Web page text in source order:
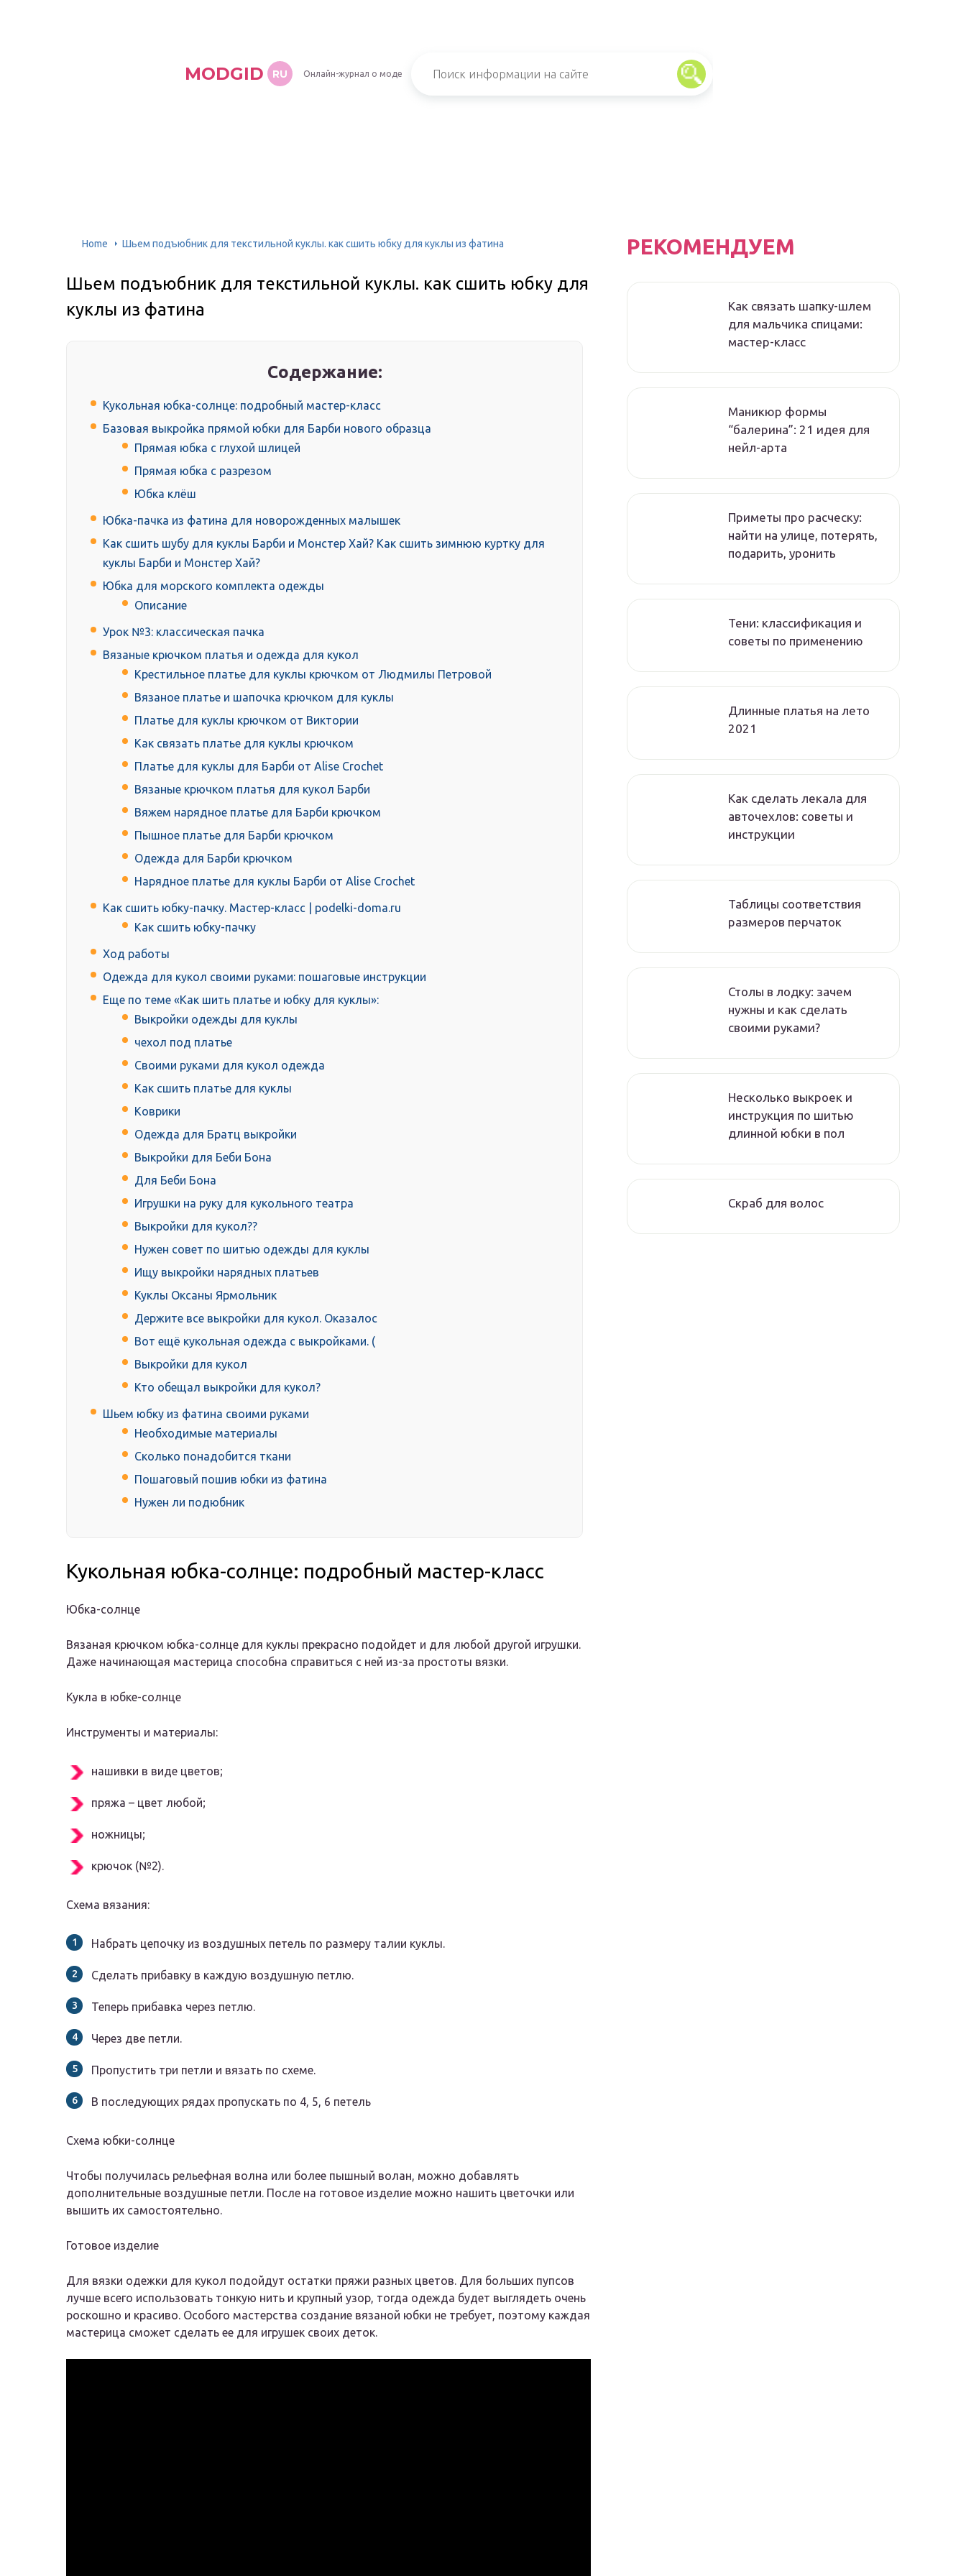
MODGID RU Онлайн-журнал о моде
Home Шьем подъюбник для текстильной куклы. как сшить юбку для куклы из фатина
Шьем подъюбник для текстильной куклы. как сшить юбку для
куклы из фатина
Содержание:
Кукольная юбка-солнце: подробный мастер-класс
Базовая выкройка прямой юбки для Барби нового образца
Прямая юбка с глухой шлицей
Прямая юбка с разрезом
Юбка клёш
Юбка-пачка из фатина для новорожденных малышек
Как сшить шубу для куклы Барби и Монстер Хай? Как сшить зимнюю куртку для
куклы Барби и Монстер Хай?
Юбка для морского комплекта одежды
Описание
Урок №3: классическая пачка
Вязаные крючком платья и одежда для кукол
Крестильное платье для куклы крючком от Людмилы Петровой
Вязаное платье и шапочка крючком для куклы
Платье для куклы крючком от Виктории
Как связать платье для куклы крючком
Платье для куклы для Барби от Alise Crochet
Вязаные крючком платья для кукол Барби
Вяжем нарядное платье для Барби крючком
Пышное платье для Барби крючком
Одежда для Барби крючком
Нарядное платье для куклы Барби от Alise Crochet
Как сшить юбку-пачку. Мастер-класс | podelki-doma.ru
Как сшить юбку-пачку
Ход работы
Одежда для кукол своими руками: пошаговые инструкции
Еще по теме «Как шить платье и юбку для куклы»:
Выкройки одежды для куклы
чехол под платье
Своими руками для кукол одежда
Как сшить платье для куклы
Коврики
Одежда для Братц выкройки
Выкройки для Беби Бона
Для Беби Бона
Игрушки на руку для кукольного театра
Выкройки для кукол??
Нужен совет по шитью одежды для куклы
Ищу выкройки нарядных платьев
Куклы Оксаны Ярмольник
Держите все выкройки для кукол. Оказалос
Вот ещё кукольная одежда с выкройками. (
Выкройки для кукол
Кто обещал выкройки для кукол?
Шьем юбку из фатина своими руками
Необходимые материалы
Сколько понадобится ткани
Пошаговый пошив юбки из фатина
Нужен ли подюбник
Кукольная юбка-солнце: подробный мастер-класс
Юбка-солнце
Вязаная крючком юбка-солнце для куклы прекрасно подойдет и для любой другой игрушки.
Даже начинающая мастерица способна справиться с ней из-за простоты вязки.
Кукла в юбке-солнце
Инструменты и материалы:
нашивки в виде цветов;
пряжа – цвет любой;
ножницы;
крючок (№2).
Схема вязания:
Набрать цепочку из воздушных петель по размеру талии куклы.
Сделать прибавку в каждую воздушную петлю.
Теперь прибавка через петлю.
Через две петли.
Пропустить три петли и вязать по схеме.
В последующих рядах пропускать по 4, 5, 6 петель
Схема юбки-солнце
Чтобы получилась рельефная волна или более пышный волан, можно добавлять
дополнительные воздушные петли. После на готовое изделие можно нашить цветочки или
вышить их самостоятельно.
Готовое изделие
Для вязки одежки для кукол подойдут остатки пряжи разных цветов. Для больших пупсов
лучше всего использовать тонкую нить и крупный узор, тогда одежда будет выглядеть очень
роскошно и красиво. Особого мастерства создание вязаной юбки не требует, поэтому каждая
мастерица сможет сделать ее для игрушек своих деток.
РЕКОМЕНДУЕМ
Как связать шапку-шлем
для мальчика спицами:
мастер-класс
Маникюр формы
“балерина”: 21 идея для
нейл-арта
Приметы про расческу:
найти на улице, потерять,
подарить, уронить
Тени: классификация и
советы по применению
Длинные платья на лето
2021
Как сделать лекала для
авточехлов: советы и
инструкции
Таблицы соответствия
размеров перчаток
Столы в лодку: зачем
нужны и как сделать
своими руками?
Несколько выкроек и
инструкция по шитью
длинной юбки в пол
Скраб для волос